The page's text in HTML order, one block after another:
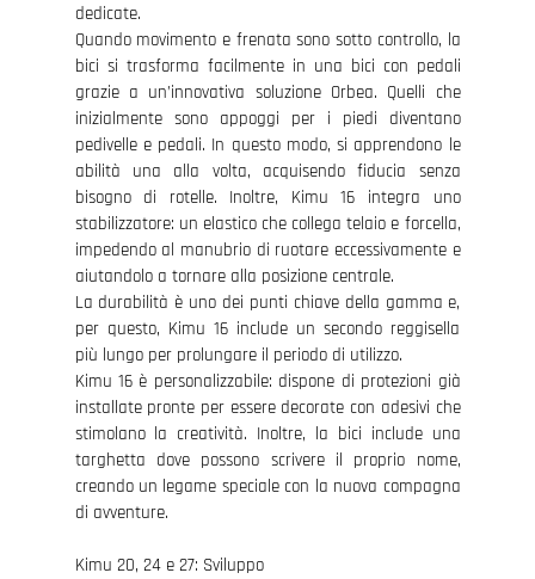
dedicate.
Quando movimento e frenata sono sotto controllo, la
bici si trasforma facilmente in una bici con pedali
grazie a un’innovativa soluzione Orbea. Quelli che
inizialmente sono appoggi per i piedi diventano
pedivelle e pedali. In questo modo, si apprendono le
abilità una alla volta, acquisendo fiducia senza
bisogno di rotelle. Inoltre, Kimu 16 integra uno
stabilizzatore: un elastico che collega telaio e forcella,
impedendo al manubrio di ruotare eccessivamente e
aiutandolo a tornare alla posizione centrale.
La durabilità è uno dei punti chiave della gamma e,
per questo, Kimu 16 include un secondo reggisella
più lungo per prolungare il periodo di utilizzo.
Kimu 16 è personalizzabile: dispone di protezioni già
installate pronte per essere decorate con adesivi che
stimolano la creatività. Inoltre, la bici include una
targhetta dove possono scrivere il proprio nome,
creando un legame speciale con la nuova compagna
di avventure.
Kimu 20, 24 e 27: Sviluppo